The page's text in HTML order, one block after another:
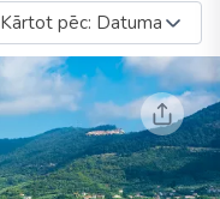
Kārtot pēc: Datuma